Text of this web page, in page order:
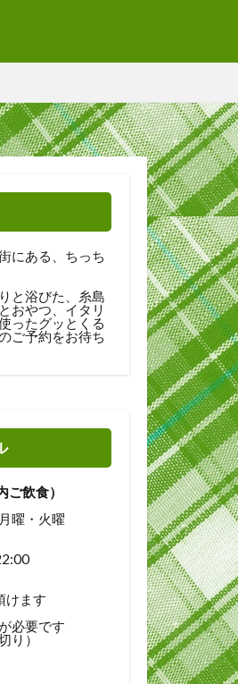
にある、ちっち
と浴びた、糸島
おやつ、イタリ
ったグッとくる
ご予約をお待ち
飲食）
曜・火曜
けます
必要です
り）